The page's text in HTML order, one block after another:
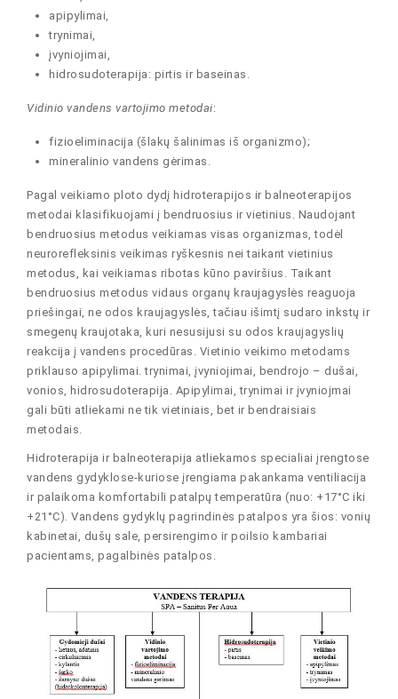
apipylimai,
trynimai,
įvyniojimai,
hidrosudoterapija: pirtis ir baseinas.
Vidinio vandens vartojimo metodai:
fizioeliminacija (šlakų šalinimas iš organizmo);
mineralinio vandens gėrimas.
Pagal veikiamo ploto dydį hidroterapijos ir balneoterapijos
metodai klasifikuojami į bendruosius ir vietinius. Naudojant
bendruosius metodus veikiamas visas organizmas, todėl
neurorefleksinis veikimas ryškesnis nei taikant vietinius
metodus, kai veikiamas ribotas kūno paviršius. Taikant
bendruosius metodus vidaus organų kraujagyslės reaguoja
priešingai, ne odos kraujagyslės, tačiau išimtį sudaro inkstų ir
smegenų kraujotaka, kuri nesusijusi su odos kraujagyslių
reakcija į vandens procedūras. Vietinio veikimo metodams
priklauso apipylimai. trynimai, įvyniojimai, bendrojo – dušai,
vonios, hidrosudoterapija. Apipylimai, trynimai ir įvyniojmai
gali būti atliekami ne tik vietiniais, bet ir bendraisiais
metodais.
Hidroterapija ir balneoterapija atliekamos specialiai įrengtose
vandens gydyklose-kuriose įrengiama pakankama ventiliacija
ir palaikoma komfortabili patalpų temperatūra (nuo: +17°C iki
+21°C). Vandens gydyklų pagrindinės patalpos yra šios: vonių
kabinetai, dušų sale, persirengimo ir poilsio kambariai
pacientams, pagalbinės patalpos.